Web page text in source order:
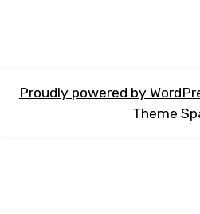
Proudly powered by
Theme